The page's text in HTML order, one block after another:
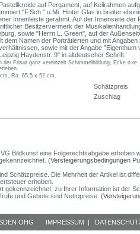
auf Pergament, auf Keilrahmen
"F.Sch." u.Mi. Hinter Glas in breiter
Innenleiste gerahmt. Auf der Innenseite der
Besitzervermerk der
sowie "Herrn L. Green", auf der
dem Namen der Porträtierten und mit Angaben
sowie mit der Angabe "Eigenthum
Haydenstr. 9" in altdeutscher Schrift.
der Frisur ganz vereinzelt Schimmelbildung, Ecke
Ra. 65,5 x 52 cm.
Schätzpreis
Zuschlag
Bildkunst eine Folgerechtsabgabe erhoben
(Versteigerungsbedingungen
Schätzpreise. Die Mehrheit der Artikel ist
erhoben.
gekennzeichnet, zu Ihrer Information ist der
und Gebote sind Nettopreise.
OHG IMPRESSUM |